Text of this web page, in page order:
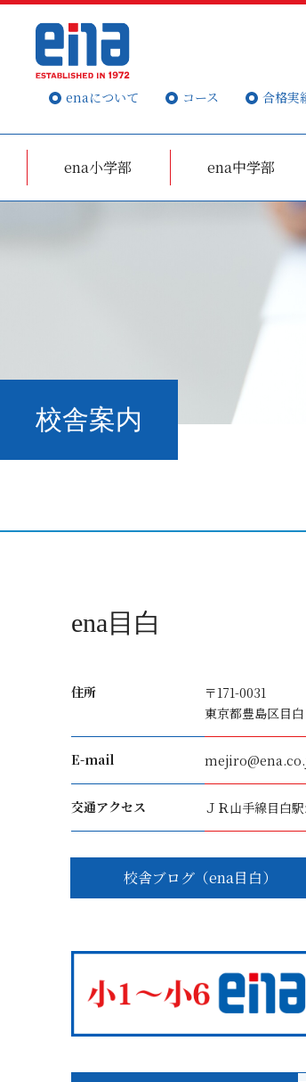
enaについて コース 合格実
ena小学部 ena中学部
校舎案内
ena目白
住所
〒171-0031
東京都豊島区目
E-mail
交通アクセス ＪＲ山手線目白
校舎ブログ（ena目白）